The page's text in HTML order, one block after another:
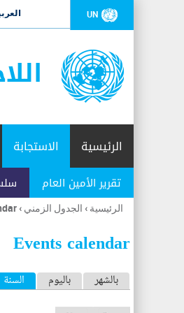
UN
الرئيسية الاستجابة
تقرير الأمين العام
أنت
هنا
الرئيسية › الجدول الزمني ›
Events calendar
ا
ل
بالشهر باليوم السنة